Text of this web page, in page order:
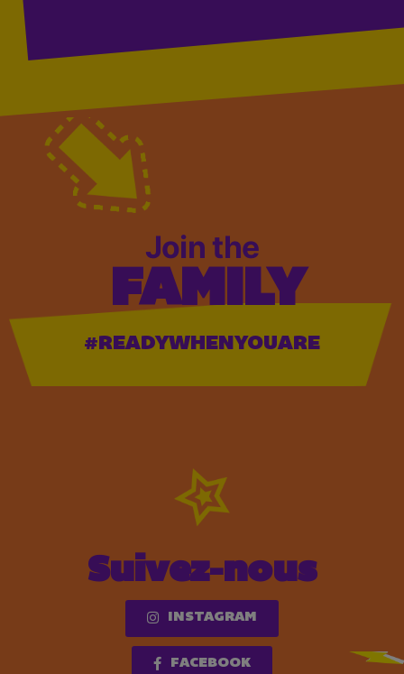
Join the
FAMILY
#READYWHENYOUARE
Suivez-nous
INSTAGRAM
FACEBOOK